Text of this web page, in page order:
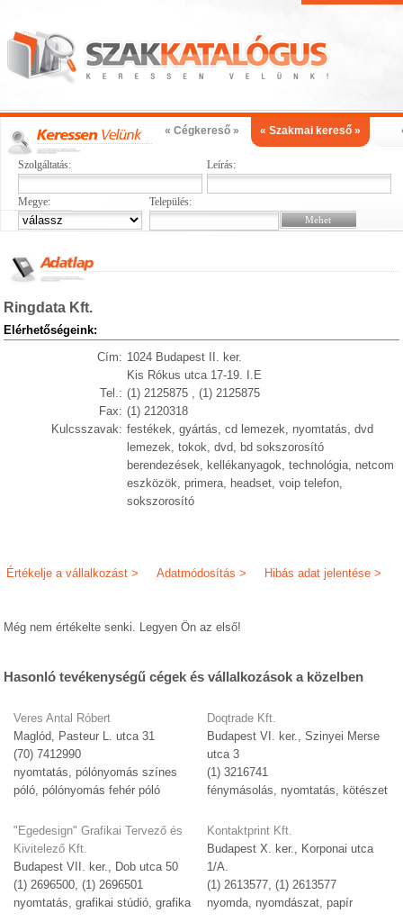
« Cégkereső » « Szakmai kereső »
Szolgáltatás: Leírás:
Megye: Település:
Ringdata Kft.
Elérhetőségeink:
Cím: 1024 Budapest II. ker.
Kis Rókus utca 17-19. I.E
Tel.: (1) 2125875 , (1) 2125875
Fax: (1) 2120318
Kulcsszavak: festékek, gyártás, cd lemezek, nyomtatás, dvd
lemezek, tokok, dvd, bd sokszorosító
berendezések, kellékanyagok, technológia, netcom
eszközök, primera, headset, voip telefon,
sokszorosító
Hibás adat jelentése >
Adatmódosítás >
Értékelje a vállalkozást >
Még nem értékelte senki. Legyen Ön az első!
Hasonló tevékenységű cégek és vállalkozások a közelben
Veres Antal Róbert
Maglód, Pasteur L. utca 31
(70) 7412990
nyomtatás, pólónyomás színes
póló, pólónyomás fehér póló
"Egedesign" Grafikai Tervező és
Kivitelező Kft.
Budapest VII. ker., Dob utca 50
(1) 2696500, (1) 2696501
nyomtatás, grafikai stúdió, grafika
Doqtrade Kft.
Budapest VI. ker., Szinyei Merse
utca 3
(1) 3216741
fénymásolás, nyomtatás, kötészet
Kontaktprint Kft.
Budapest X. ker., Korponai utca
1/A.
(1) 2613577, (1) 2613577
nyomda, nyomdászat, papír